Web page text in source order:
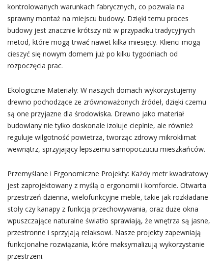
kontrolowanych warunkach fabrycznych, co pozwala na
sprawny montaż na miejscu budowy. Dzięki temu proces
budowy jest znacznie krótszy niż w przypadku tradycyjnych
metod, które mogą trwać nawet kilka miesięcy. Klienci mogą
cieszyć się nowym domem już po kilku tygodniach od
rozpoczęcia prac.
Ekologiczne Materiały: W naszych domach wykorzystujemy
drewno pochodzące ze zrównoważonych źródeł, dzięki czemu
są one przyjazne dla środowiska. Drewno jako materiał
budowlany nie tylko doskonale izoluje cieplnie, ale również
reguluje wilgotność powietrza, tworząc zdrowy mikroklimat
wewnątrz, sprzyjający lepszemu samopoczuciu mieszkańców.
Przemyślane i Ergonomiczne Projekty: Każdy metr kwadratowy
jest zaprojektowany z myślą o ergonomii i komforcie. Otwarta
przestrzeń dzienna, wielofunkcyjne meble, takie jak rozkładane
stoły czy kanapy z funkcją przechowywania, oraz duże okna
wpuszczające naturalne światło sprawiają, że wnętrza są jasne,
przestronne i sprzyjają relaksowi. Nasze projekty zapewniają
funkcjonalne rozwiązania, które maksymalizują wykorzystanie
przestrzeni.